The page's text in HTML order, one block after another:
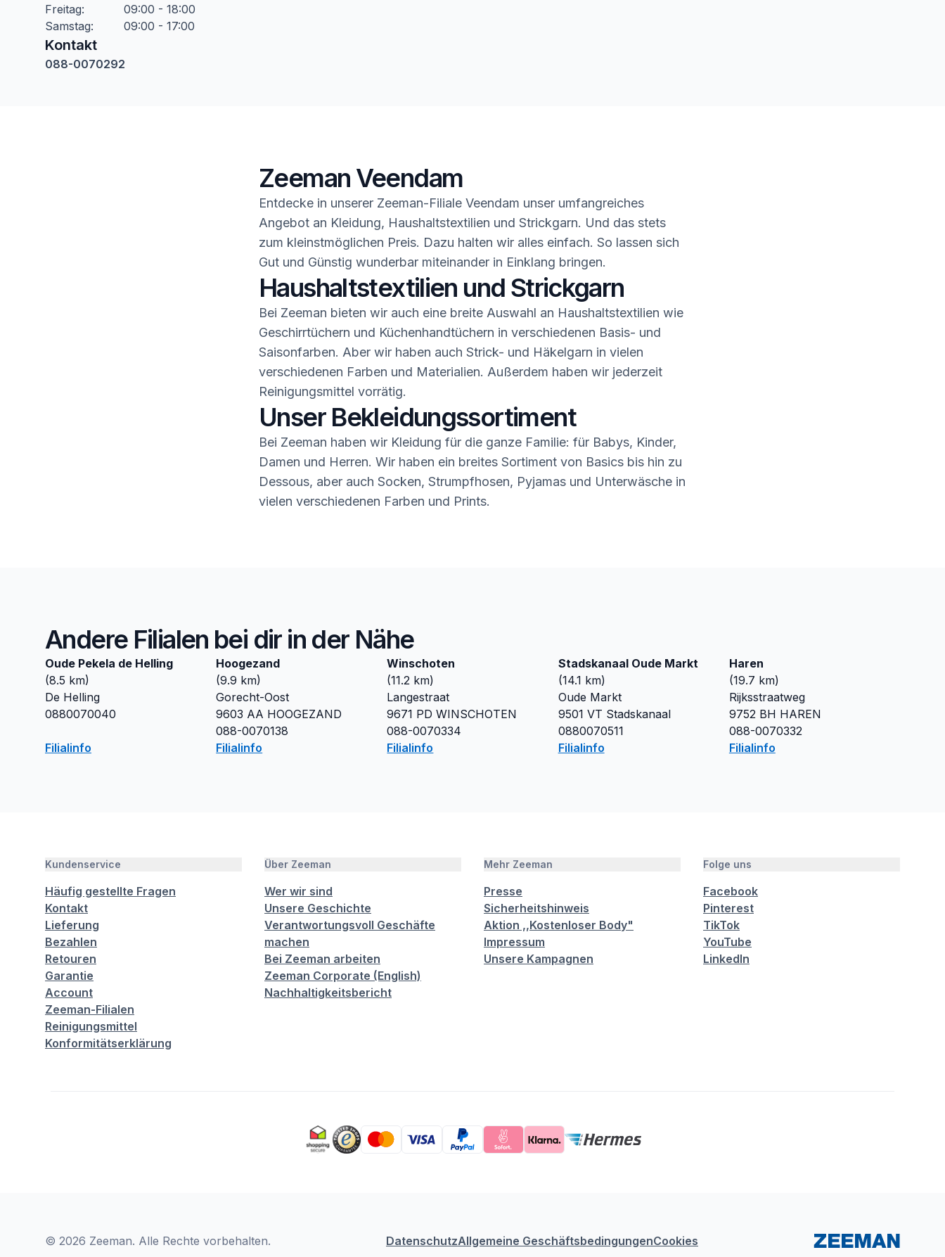
Freitag:
09:00 - 18:00
Samstag: 09:00 - 17:00
Kontakt
088-0070292
Zeeman Veendam
Entdecke in unserer Zeeman-Filiale Veendam unser umfangreiches
Angebot an Kleidung, Haushaltstextilien und Strickgarn. Und das stets
zum kleinstmöglichen Preis. Dazu halten wir alles einfach. So lassen sich
Gut und Günstig wunderbar miteinander in Einklang bringen.
Haushaltstextilien und Strickgarn
Bei Zeeman bieten wir auch eine breite Auswahl an Haushaltstextilien wie
Geschirrtüchern und Küchenhandtüchern in verschiedenen Basis- und
Saisonfarben. Aber wir haben auch Strick- und Häkelgarn in vielen
verschiedenen Farben und Materialien. Außerdem haben wir jederzeit
Reinigungsmittel vorrätig.
Unser Bekleidungssortiment
Bei Zeeman haben wir Kleidung für die ganze Familie: für Babys, Kinder,
Damen und Herren. Wir haben ein breites Sortiment von Basics bis hin zu
Dessous, aber auch Socken, Strumpfhosen, Pyjamas und Unterwäsche in
vielen verschiedenen Farben und Prints.
Andere Filialen bei dir in der Nähe
Oude Pekela de Helling
(8.5 km)
De Helling
0880070040
Filialinfo
Hoogezand
(9.9 km)
Gorecht-Oost
9603 AA HOOGEZAND
088-0070138
Filialinfo
Winschoten
(11.2 km)
Langestraat
9671 PD WINSCHOTEN
088-0070334
Filialinfo
Stadskanaal Oude Markt
(14.1 km)
Oude Markt
9501 VT Stadskanaal
0880070511
Filialinfo
Haren
(19.7 km)
Rijksstraatweg
9752 BH HAREN
088-0070332
Filialinfo
Kundenservice
Häufig gestellte Fragen
Kontakt
Lieferung
Bezahlen
Retouren
Garantie
Account
Zeeman-Filialen
Reinigungsmittel
Konformitätserklärung
Über Zeeman
Wer wir sind
Unsere Geschichte
Verantwortungsvoll Geschäfte
machen
Bei Zeeman arbeiten
Zeeman Corporate (English)
Nachhaltigkeitsbericht
Mehr Zeeman
Presse
Sicherheitshinweis
Aktion ,,Kostenloser Body"
Impressum
Unsere Kampagnen
Folge uns
Facebook
Pinterest
TikTok
YouTube
LinkedIn
© 2026 Zeeman. Alle Rechte vorbehalten. DatenschutzAllgemeine GeschäftsbedingungenCookies